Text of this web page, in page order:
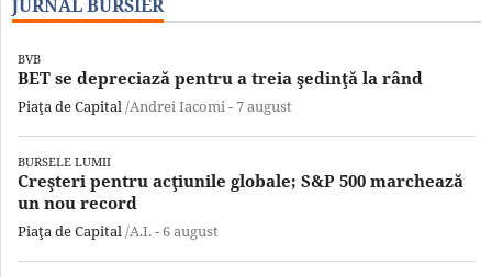
JURNAL BURSIER
BVB
BET se depreciază pentru a treia şedinţă la rând
Piaţa de Capital/Andrei Iacomi -7 august
BURSELE LUMII
Creşteri pentru acţiunile globale; S&P 500 marchează
un nou record
Piaţa de Capital/A.I. -6 august